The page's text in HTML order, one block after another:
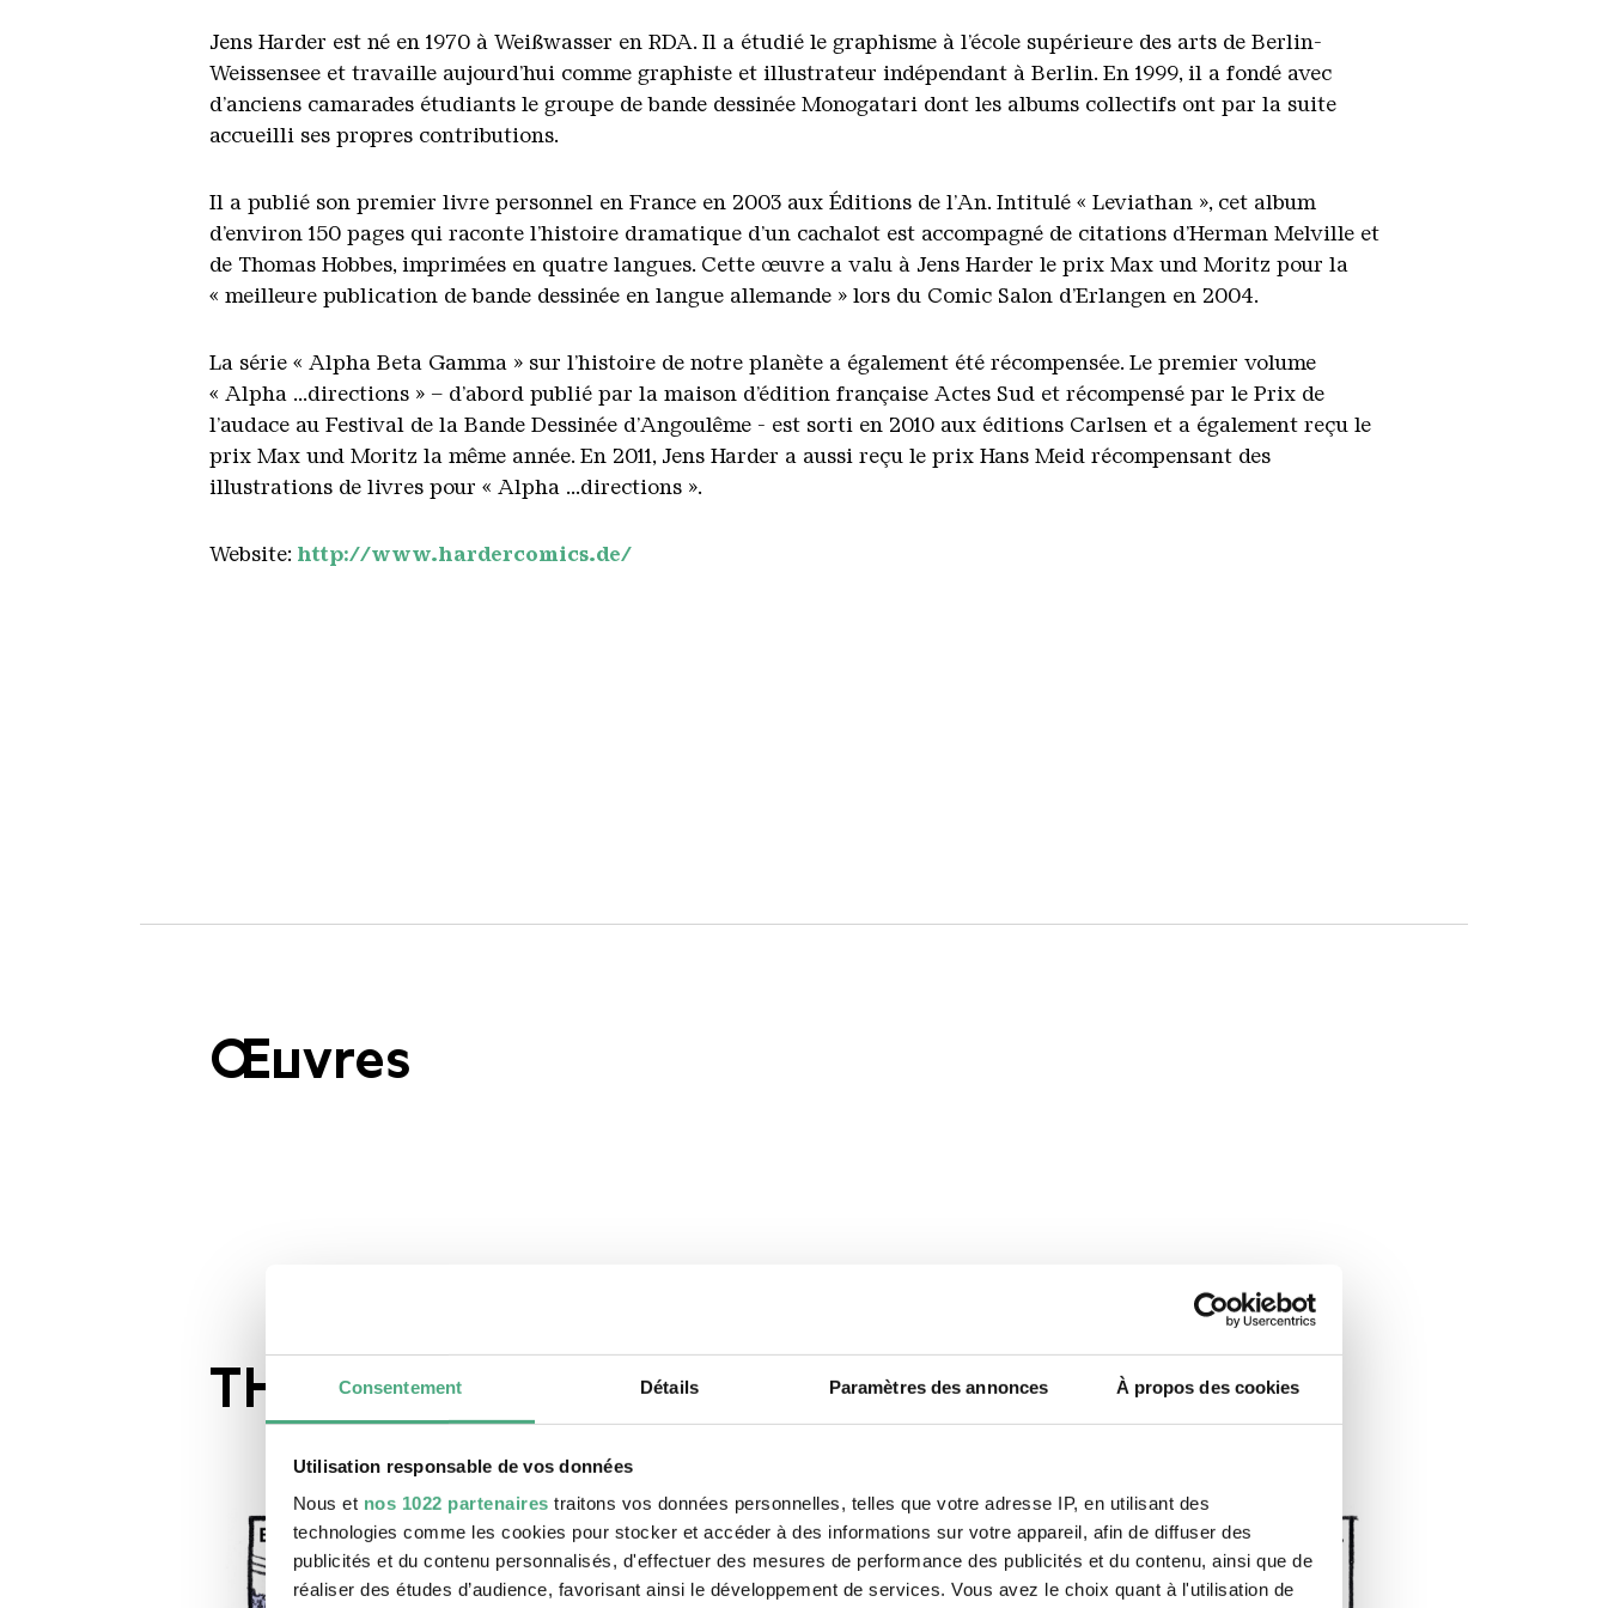
Consentement Détails Paramètres des annonces À propos des cookies
Utilisation responsable de vos données
Nous et nos 1022 partenaires traitons vos données personnelles, telles que votre adresse IP, en utilisant des
technologies comme les cookies pour stocker et accéder à des informations sur votre appareil, afin de diffuser des
publicités et du contenu personnalisés, d'effectuer des mesures de performance des publicités et du contenu, ainsi que de
réaliser des études d’audience, favorisant ainsi le développement de services. Vous avez le choix quant à l'utilisation de
Jens Harder est né en 1970 à Weißwasser en RDA. Il a étudié le graphisme à l’école supérieure des arts de Berlin-
Weissensee et travaille aujourd’hui comme graphiste et illustrateur indépendant à Berlin. En 1999, il a fondé avec
d’anciens camarades étudiants le groupe de bande dessinée Monogatari dont les albums collectifs ont par la suite
accueilli ses propres contributions.
Il a publié son premier livre personnel en France en 2003 aux Éditions de l’An. Intitulé « Leviathan », cet album
d’environ 150 pages qui raconte l’histoire dramatique d’un cachalot est accompagné de citations d’Herman Melville et
de Thomas Hobbes, imprimées en quatre langues. Cette œuvre a valu à Jens Harder le prix Max und Moritz pour la
« meilleure publication de bande dessinée en langue allemande » lors du Comic Salon d’Erlangen en 2004.
La série « Alpha Beta Gamma » sur l’histoire de notre planète a également été récompensée. Le premier volume
« Alpha ...directions » – d’abord publié par la maison d’édition française Actes Sud et récompensé par le Prix de
l’audace au Festival de la Bande Dessinée d’Angoulême - est sorti en 2010 aux éditions Carlsen et a également reçu le
prix Max und Moritz la même année. En 2011, Jens Harder a aussi reçu le prix Hans Meid récompensant des
illustrations de livres pour « Alpha ...directions ».
Website: http://www.hardercomics.de/
Œuvres
THE X-RAY STORY